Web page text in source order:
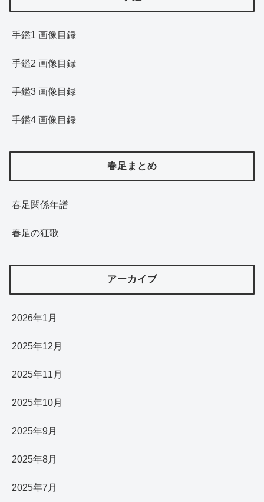
手鑑1 画像目録
手鑑2 画像目録
手鑑3 画像目録
手鑑4 画像目録
春足まとめ
春足関係年譜
春足の狂歌
アーカイブ
2026年1月
2025年12月
2025年11月
2025年10月
2025年9月
2025年8月
2025年7月